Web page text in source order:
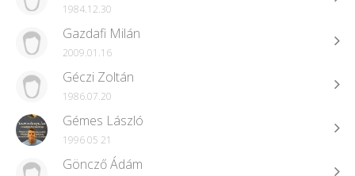
1984.12.30
Gazdafi Milán
2009.01.16
Géczi Zoltán
1986.07.20
Gémes László
1996 05 21
Göncző Ádám